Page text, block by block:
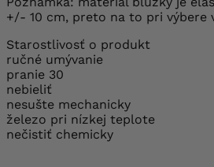
+/- 10 cm, preto na to pri výbere
Starostlivosť o produkt
ručné umývanie
pranie 30
nebieliť
nesušte mechanicky
železo pri nízkej teplote
nečistiť chemicky